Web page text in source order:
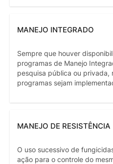
MANEJO INTEGRADO
Sempre que houver
programas de Manejo
pesquisa pública ou privada,
programas sejam
MANEJO DE RESISTÊNCIA
O uso sucessivo de
ação para o controle do